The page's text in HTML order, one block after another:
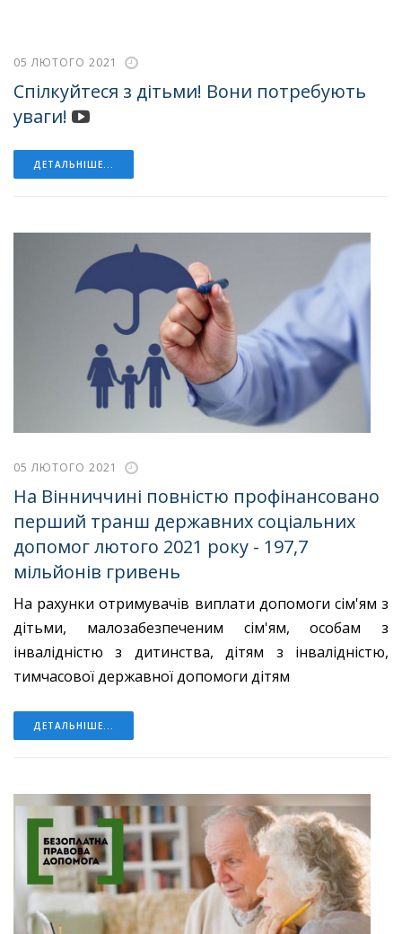
05 ЛЮТОГО 2021
Спілкуйтеся з дітьми! Вони потребують
уваги!
ДЕТАЛЬНІШЕ...
05 ЛЮТОГО 2021
На Вінниччині повністю профінансовано
перший транш державних соціальних
допомог лютого 2021 року - 197,7
мільйонів гривень
На рахунки отримувачів виплати допомоги сім'ям з
дітьми, малозабезпеченим сім'ям, особам з
інвалідністю з дитинства, дітям з інвалідністю,
тимчасової державної допомоги дітям
ДЕТАЛЬНІШЕ...